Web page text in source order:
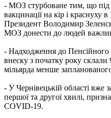
- МОЗ стурбоване тим, що під
вакцинації на кір і краснуху
Президент Володимир
МОЗ донести до людей
- Надходження до Пенсійного
внеску з початку року
мільярда менше
- У Чернівецькій області вже
першої та другої хвилі,
COVID-19.